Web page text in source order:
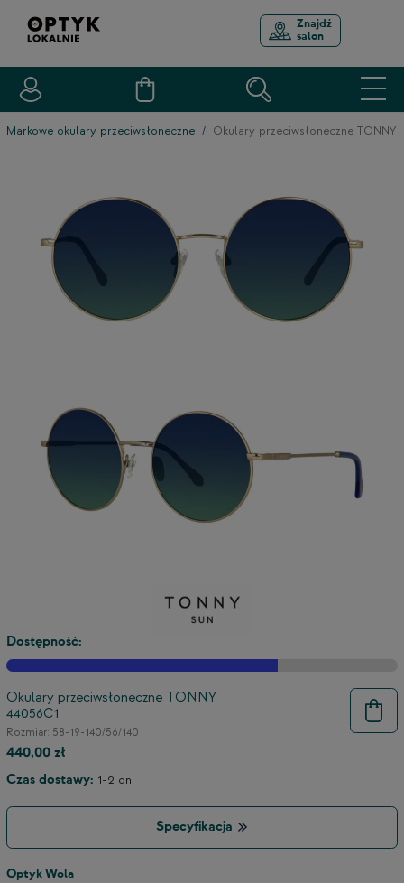
Znajdź
salon
Markowe okulary przeciwsłoneczne Okulary przeciwsłoneczne TONNY
Dostępność:
Okulary przeciwsłoneczne TONNY
44056C1
Rozmiar: 58-19-140/56/140
440,00 zł
Czas dostawy: 1-2 dni
Specyfikacja
Optyk Wola